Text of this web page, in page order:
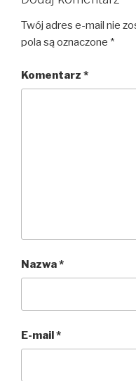
Twój adres e-mail nie
pola są oznaczone *
Komentarz *
Nazwa*
E-mail*